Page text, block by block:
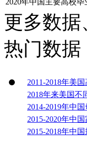
2020年中国主要高校
更多数
热门数据
2011-2018年美
2018年来美国不
2014-2019年中
2015-2020年中
2015-2018年中